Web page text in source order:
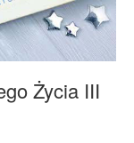
Życia III